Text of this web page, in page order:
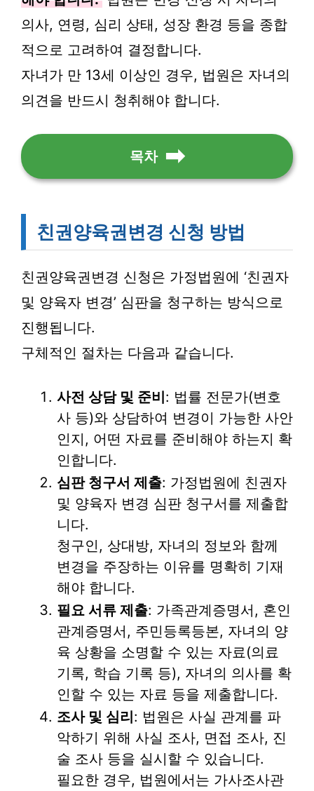
의사, 연령, 심리 상태, 성장 환경 등을 종합
적으로 고려하여 결정합니다.
자녀가 만 13세 이상인 경우, 법원은 자녀의
의견을 반드시 청취해야 합니다.
목차
친권양육권변경 신청 방법
친권양육권변경 신청은 가정법원에 ‘친권자
및 양육자 변경’ 심판을 청구하는 방식으로
진행됩니다.
구체적인 절차는 다음과 같습니다.
사전 상담 및 준비: 법률 전문가(변호
사 등)와 상담하여 변경이 가능한 사안
인지, 어떤 자료를 준비해야 하는지 확
인합니다.
심판 청구서 제출: 가정법원에 친권자
및 양육자 변경 심판 청구서를 제출합
니다.
청구인, 상대방, 자녀의 정보와 함께
변경을 주장하는 이유를 명확히 기재
해야 합니다.
필요 서류 제출: 가족관계증명서, 혼인
관계증명서, 주민등록등본, 자녀의 양
육 상황을 소명할 수 있는 자료(의료
기록, 학습 기록 등), 자녀의 의사를 확
인할 수 있는 자료 등을 제출합니다.
조사 및 심리: 법원은 사실 관계를 파
악하기 위해 사실 조사, 면접 조사, 진
술 조사 등을 실시할 수 있습니다.
필요한 경우, 법원에서는 가사조사관